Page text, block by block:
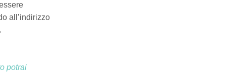
all’indirizzo
potrai